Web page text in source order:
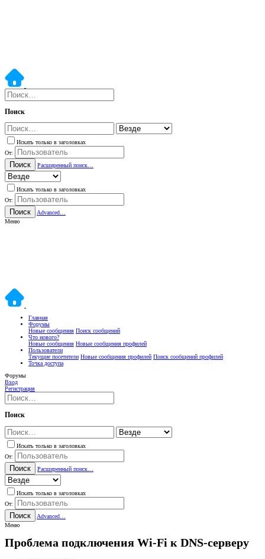
Поиск
Искать только в заголовках
От:
Поиск Расширенный поиск…
Искать только в заголовках
От:
Поиск
Advanced…
Меню
Главная
Форумы
Новые сообщения Поиск сообщений
Что нового?
Новые сообщения Новые сообщения профилей
Пользователи
Текущие посетители Новые сообщения профилей Поиск сообщений профилей
Точка доступа
Форумы
Вход
Регистрация
Поиск
Искать только в заголовках
От:
Поиск Расширенный поиск…
Искать только в заголовках
От:
Поиск
Advanced…
Меню
Проблема подключения Wi-Fi к DNS-серверу